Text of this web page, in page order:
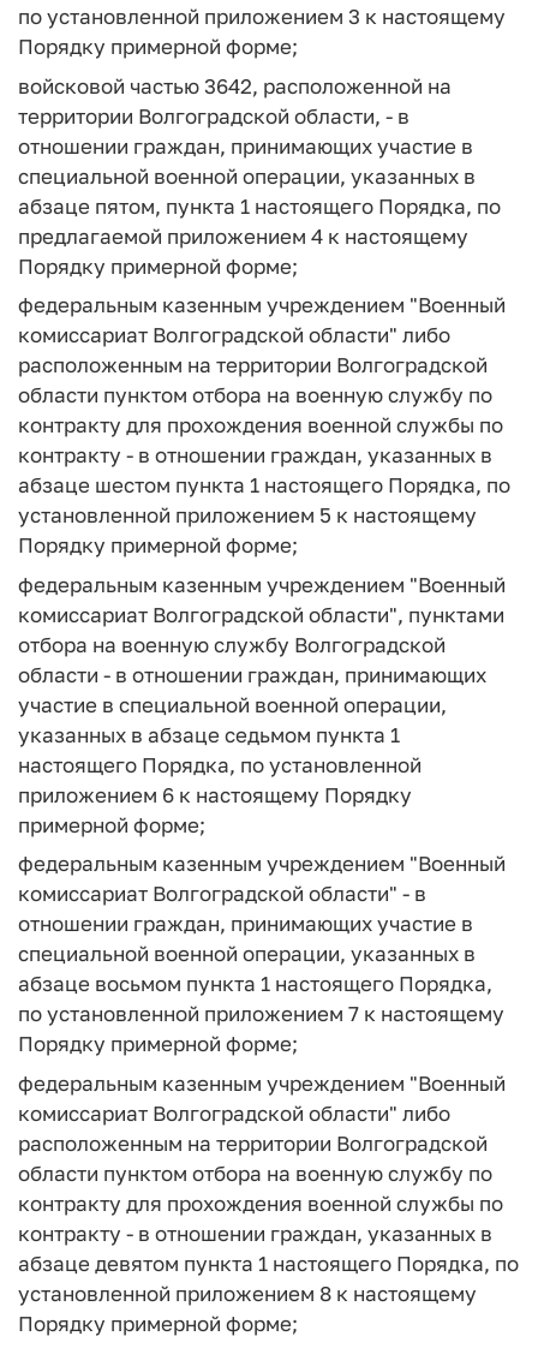
по установленной приложением 3 к настоящему
Порядку примерной форме;
войсковой частью 3642, расположенной на
территории Волгоградской области, - в
отношении граждан, принимающих участие в
специальной военной операции, указанных в
абзаце пятом, пункта 1 настоящего Порядка, по
предлагаемой приложением 4 к настоящему
Порядку примерной форме;
федеральным казенным учреждением "Военный
комиссариат Волгоградской области" либо
расположенным на территории Волгоградской
области пунктом отбора на военную службу по
контракту для прохождения военной службы по
контракту - в отношении граждан, указанных в
абзаце шестом пункта 1 настоящего Порядка, по
установленной приложением 5 к настоящему
Порядку примерной форме;
федеральным казенным учреждением "Военный
комиссариат Волгоградской области", пунктами
отбора на военную службу Волгоградской
области - в отношении граждан, принимающих
участие в специальной военной операции,
указанных в абзаце седьмом пункта 1
настоящего Порядка, по установленной
приложением 6 к настоящему Порядку
примерной форме;
федеральным казенным учреждением "Военный
комиссариат Волгоградской области" - в
отношении граждан, принимающих участие в
специальной военной операции, указанных в
абзаце восьмом пункта 1 настоящего Порядка,
по установленной приложением 7 к настоящему
Порядку примерной форме;
федеральным казенным учреждением "Военный
комиссариат Волгоградской области" либо
расположенным на территории Волгоградской
области пунктом отбора на военную службу по
контракту для прохождения военной службы по
контракту - в отношении граждан, указанных в
абзаце девятом пункта 1 настоящего Порядка, по
установленной приложением 8 к настоящему
Порядку примерной форме;